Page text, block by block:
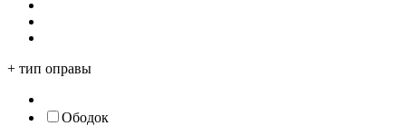
+ тип оправы
Ободок